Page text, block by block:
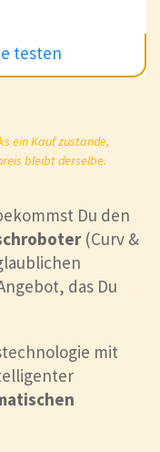
testen
ein Kauf zustande,
bleibt derselbe.
Du den
(Curv &
das Du
mit